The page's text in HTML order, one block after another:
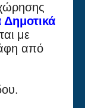
με
από